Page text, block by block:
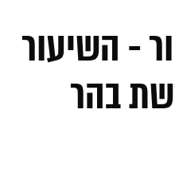
- השיעור
בהר